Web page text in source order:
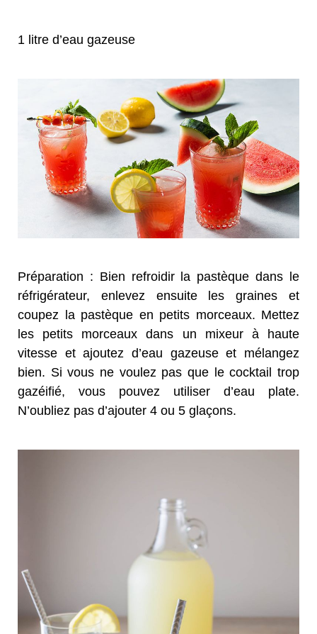
1 litre d’eau gazeuse
Préparation : Bien refroidir la pastèque dans le
réfrigérateur, enlevez ensuite les graines et
coupez la pastèque en petits morceaux. Mettez
les petits morceaux dans un mixeur à haute
vitesse et ajoutez d’eau gazeuse et mélangez
bien. Si vous ne voulez pas que le cocktail trop
gazéifié, vous pouvez utiliser d’eau plate.
N’oubliez pas d’ajouter 4 ou 5 glaçons.